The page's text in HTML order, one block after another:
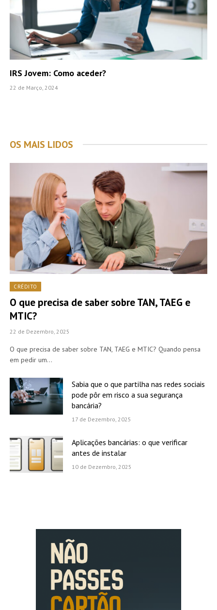
IRS Jovem: Como aceder?
22 de Março, 2024
OS MAIS LIDOS
CRÉDITO
O que precisa de saber sobre TAN, TAEG e
MTIC?
22 de Dezembro, 2025
O que precisa de saber sobre TAN, TAEG e MTIC? Quando pensa
em pedir um…
Sabia que o que partilha nas redes sociais
pode pôr em risco a sua segurança
bancária?
17 de Dezembro, 2025
Aplicações bancárias: o que verificar
antes de instalar
10 de Dezembro, 2025